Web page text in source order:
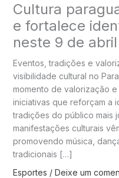
Cultura
e fortalece
neste 9 de abril
Eventos, tradições e
visibilidade cultural no
momento de valorização
iniciativas que reforçam a
tradições do público mais
manifestações culturais
promovendo música,
tradicionais […]
Esportes / Deixe um